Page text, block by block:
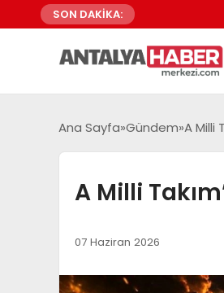
SON DAKİKA:
Ana Sayfa Gündem A Milli
A Milli
07 Haziran 2026